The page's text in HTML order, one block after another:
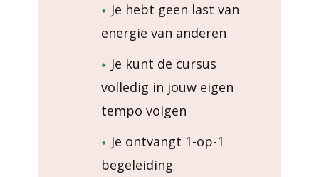
Je hebt geen last van
energie van anderen
Je kunt de cursus
volledig in jouw eigen
tempo volgen
Je ontvangt 1-op-1
begeleiding